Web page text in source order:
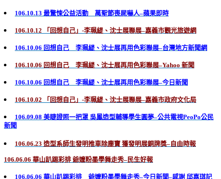
106.10.13 最驚悚公益活動 萬聖節喪屍嚇人–蘋果即時
106.10.12 「回想自己」-李珮緹、沈士展聯展–嘉義市觀光旅遊網
106.10.06 回想自己 李珮緹、沈士展再用色彩聯展–台灣地方新聞網
106.10.06 回想自己 李珮緹、沈士展再用色彩聯展–Yahoo 新聞
106.10.06 回想自己 李珮緹、沈士展再用色彩聯展–今日新聞
106.10.02 「回想自己」-李珮緹、沈士展聯展–嘉義市政府文化局
106.09.08 美睫證照一把罩 吳鳳造型輔導學生圓夢–公共電視PeoPo公民
新聞
106.06.23 造型系師生發明推車除塵寶 獲發明展銅牌獎–自由時報
106.06.06 華山趴踢彩排 爺嬤粉墨學舞走秀–民生好報
106.06.06 華山趴踢彩排 爺嬤粉墨學舞走秀–今日新聞–感謝 邱嘉琪記